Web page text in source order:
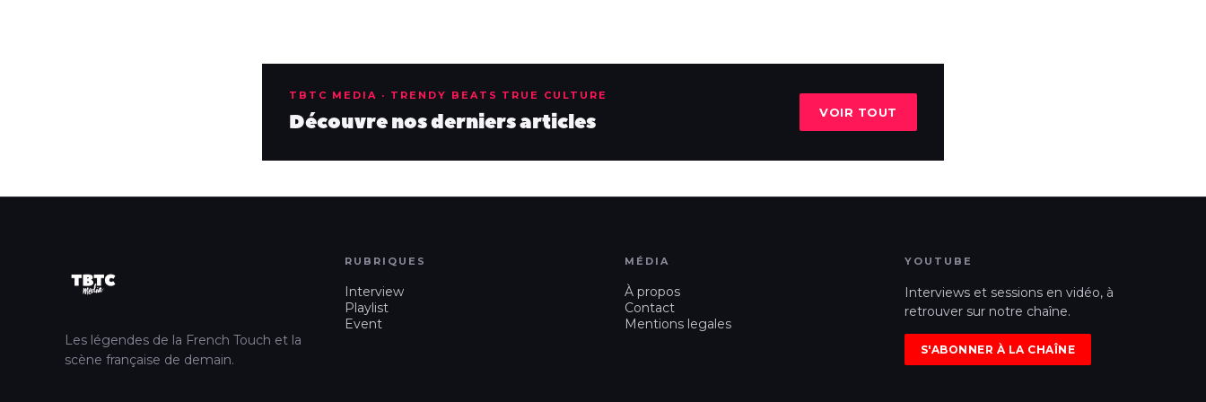
TBTC MEDIA · TRENDY BEATS TRUE CULTURE
Découvre nos derniers articles VOIR TOUT
Les légendes de la French Touch et la
scène française de demain.
RUBRIQUES
Interview
Playlist
Event
MÉDIA
À propos
Contact
Mentions legales
YOUTUBE
Interviews et sessions en vidéo, à
retrouver sur notre chaîne.
S'ABONNER À LA CHAÎNE